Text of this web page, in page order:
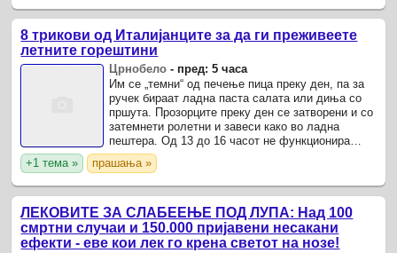
8 трикови од Италијанците за да ги преживеете
летните горештини
Црнобело - пред: 5 часа
Им се „темни“ од печење пица преку ден, па за
ручек бираат ладна паста салата или диња со
пршута. Прозорците преку ден се затворени и со
затемнети ролетни и завеси како во ладна
пештера. Од 13 до 16 часот не функционира
ништо и бегаат од топлото.
+1 тема » прашања »
ЛЕКОВИТЕ ЗА СЛАБЕЕЊЕ ПОД ЛУПА: Над 100
смртни случаи и 150.000 пријавени несакани
ефекти - еве кои лек го крена светот на нозе!